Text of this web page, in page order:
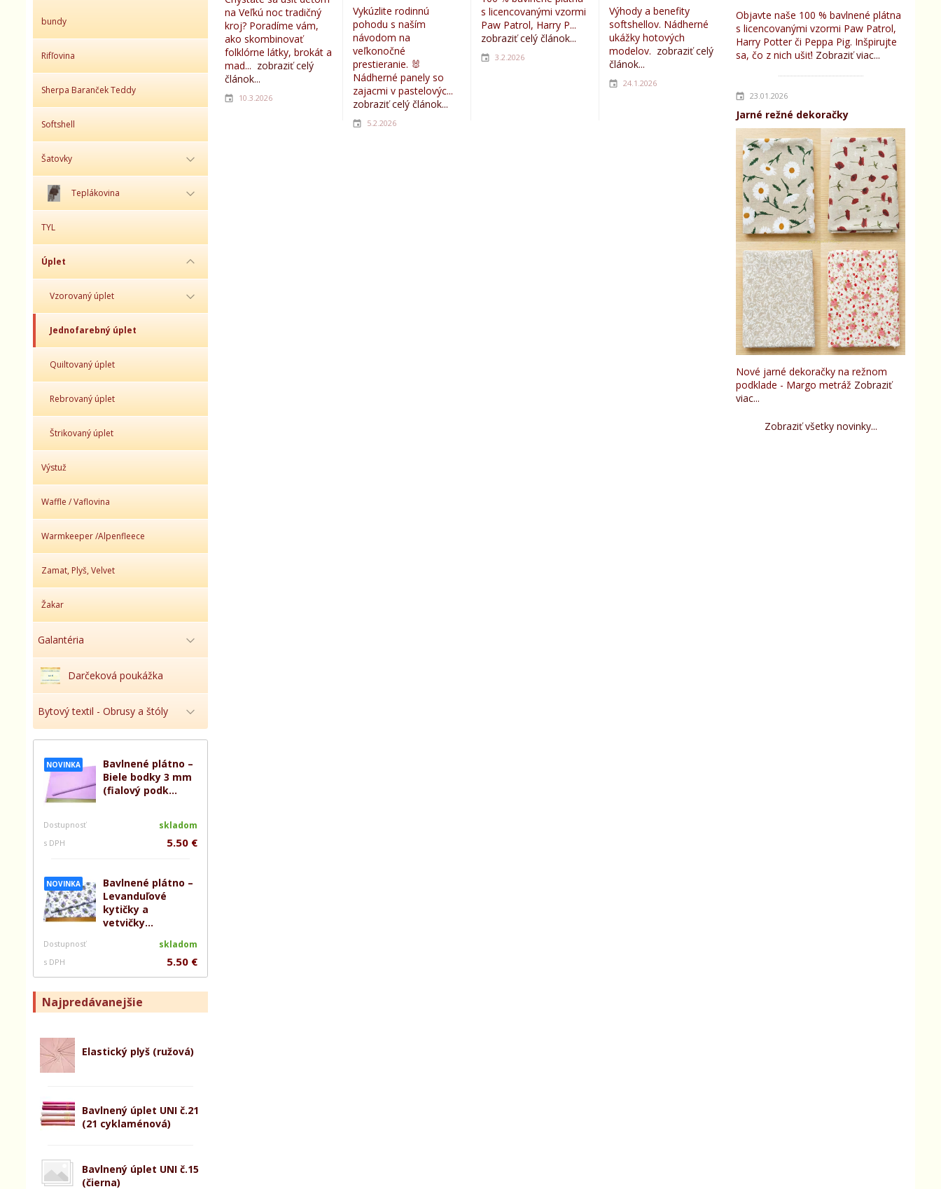
bundy
Rifľovina
Sherpa Baranček Teddy
Softshell
Šatovky
Teplákovina
TYL
Úplet
Vzorovaný úplet
Jednofarebný úplet
Quiltovaný úplet
Rebrovaný úplet
Štrikovaný úplet
Výstuž
Waffle / Vaflovina
Warmkeeper /Alpenfleece
Zamat, Plyš, Velvet
Žakar
Galantéria
Darčeková poukážka
Bytový textil - Obrusy a štóly
NOVINKA
Bavlnené plátno –
Biele bodky 3 mm
(fialový podk...
Dostupnosť skladom
s DPH 5.50 €
NOVINKA
Bavlnené plátno –
Levanduľové
kytičky a
vetvičky...
Dostupnosť skladom
s DPH 5.50 €
Najpredávanejšie
Elastický plyš (ružová)
Bavlnený úplet UNI č.21
(21 cyklaménová)
Bavlnený úplet UNI č.15
(čierna)
Objavte naše 100 % bavlnené plátna
s licencovanými vzormi Paw Patrol,
Harry Potter či Peppa Pig. Inšpirujte
sa, čo z nich ušiť! Zobraziť viac...
23.01.2026
Jarné režné dekoračky
Nové jarné dekoračky na režnom
podklade - Margo metráž Zobraziť
viac...
Zobraziť všetky novinky...
na Veľkú noc tradičný
kroj? Poradíme vám,
ako skombinovať
folklórne látky, brokát a
mad... zobraziť celý
článok...
10.3.2026
Vykúzlite rodinnú
pohodu s naším
návodom na
veľkonočné
prestieranie. 🐰
Nádherné panely so
zajacmi v pastelovýc...
zobraziť celý článok...
5.2.2026
s licencovanými vzormi
Paw Patrol, Harry P...
zobraziť celý článok...
3.2.2026
Výhody a benefity
softshellov. Nádherné
ukážky hotových
modelov. zobraziť celý
článok...
24.1.2026